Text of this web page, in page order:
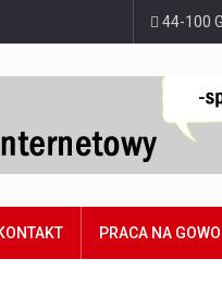
44-100
PRACA NA